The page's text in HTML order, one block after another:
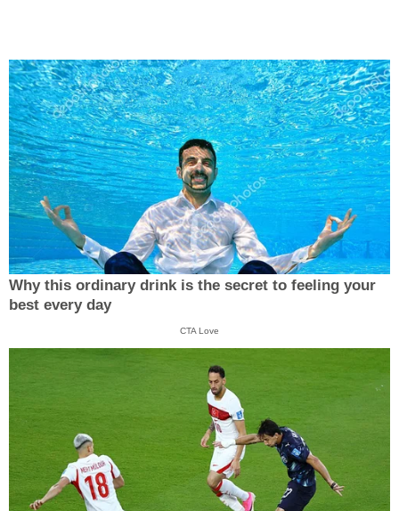
Why this ordinary drink is the secret to feeling your
best every day
CTA Love